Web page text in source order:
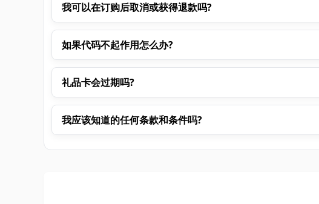
我可以在订购后取消或获得退款吗?
如果代码不起作用怎么办?
礼品卡会过期吗?
我应该知道的任何条款和条件吗?